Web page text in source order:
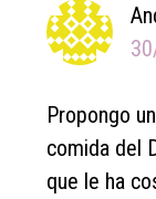
Propongo
comida del
que le ha